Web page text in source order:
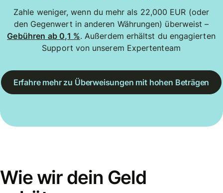
Zahle weniger, wenn du mehr als 22,000 EUR (oder
den Gegenwert in anderen Währungen) überweist –
Gebühren ab 0,1 %. Außerdem erhältst du engagierten
Support von unserem Expertenteam
Erfahre mehr zu Überweisungen mit hohen Beträgen
Wie wir dein Geld